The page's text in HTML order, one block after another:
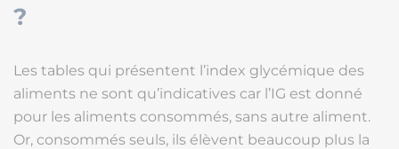
?
Les tables qui présentent l’index glycémique des
aliments ne sont qu’indicatives car l’IG est donné
pour les aliments consommés, sans autre aliment.
Or, consommés seuls, ils élèvent beaucoup plus la